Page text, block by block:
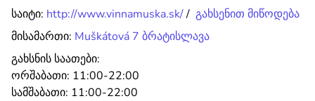
საიტი: http://www.vinnamuska.sk// გახსენით მიწოდება
მისამართი: Muškátová 7 ბრატისლავა
გახსნის საათები:
ორშაბათი: 11:00-22:00
სამშაბათი: 11:00-22:00